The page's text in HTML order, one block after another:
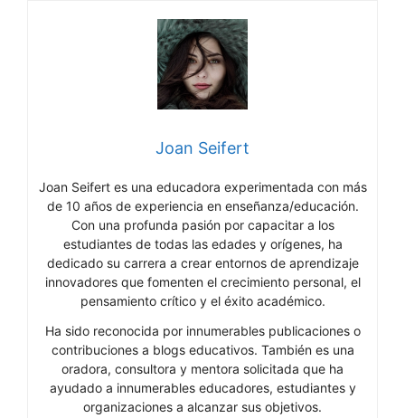
Joan Seifert
Joan Seifert es una educadora experimentada con más
de 10 años de experiencia en enseñanza/educación.
Con una profunda pasión por capacitar a los
estudiantes de todas las edades y orígenes, ha
dedicado su carrera a crear entornos de aprendizaje
innovadores que fomenten el crecimiento personal, el
pensamiento crítico y el éxito académico.
Ha sido reconocida por innumerables publicaciones o
contribuciones a blogs educativos. También es una
oradora, consultora y mentora solicitada que ha
ayudado a innumerables educadores, estudiantes y
organizaciones a alcanzar sus objetivos.